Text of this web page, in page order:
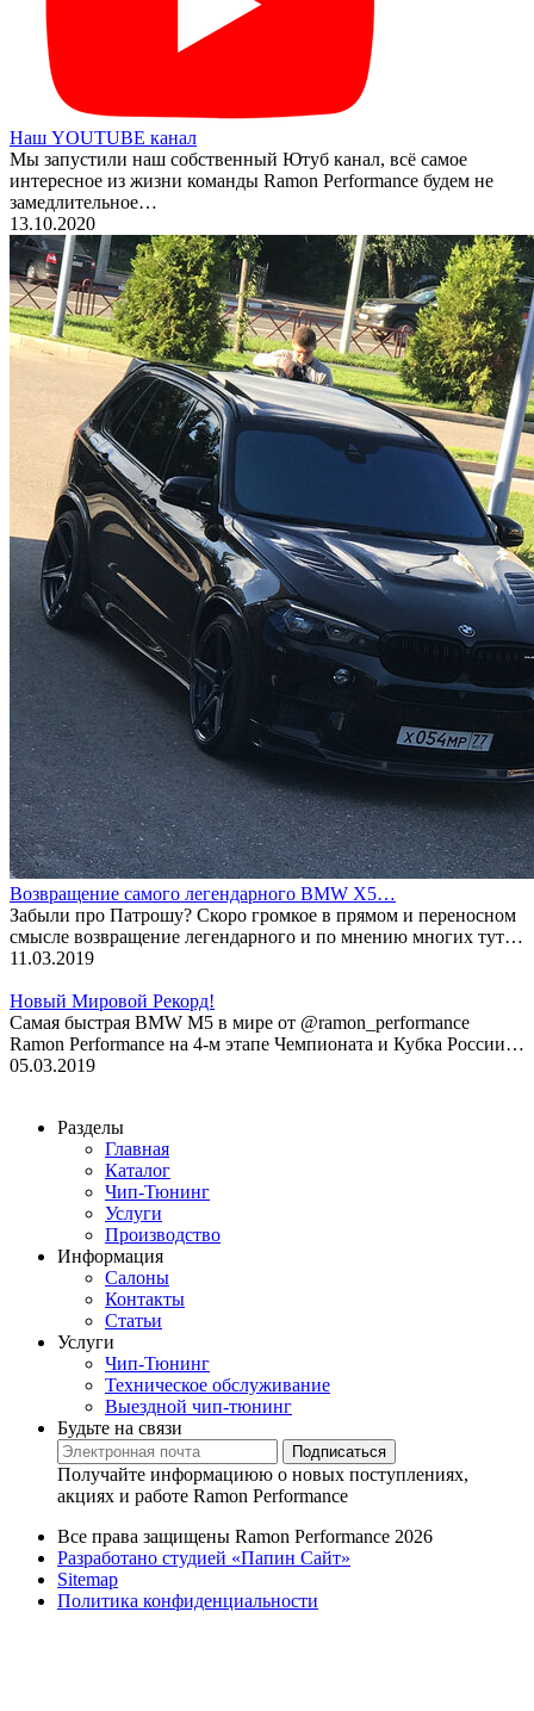
Наш YOUTUBE канал
Мы запустили наш собственный Ютуб канал, всё самое
интересное из жизни команды Ramon Performance будем не
замедлительное…
13.10.2020
Возвращение самого легендарного BMW X5…
Забыли про Патрошу? Скоро громкое в прямом и переносном
смысле возвращение легендарного и по мнению многих тут…
11.03.2019
Новый Мировой Рекорд!
Cамая быстрая BMW M5 в мире от @ramon_performance
Ramon Performance на 4-м этапе Чемпионата и Кубка России…
05.03.2019
Разделы
Главная
Каталог
Чип-Тюнинг
Услуги
Производство
Информация
Салоны
Контакты
Статьи
Услуги
Чип-Тюнинг
Техническое обслуживание
Выездной чип-тюнинг
Будьте на связи
Подписаться
Получайте информациюю о новых поступлениях,
акциях и работе Ramon Performance
Все права защищены Ramon Performance 2026
Разработано студией «Папин Сайт»
Sitemap
Политика конфиденциальности